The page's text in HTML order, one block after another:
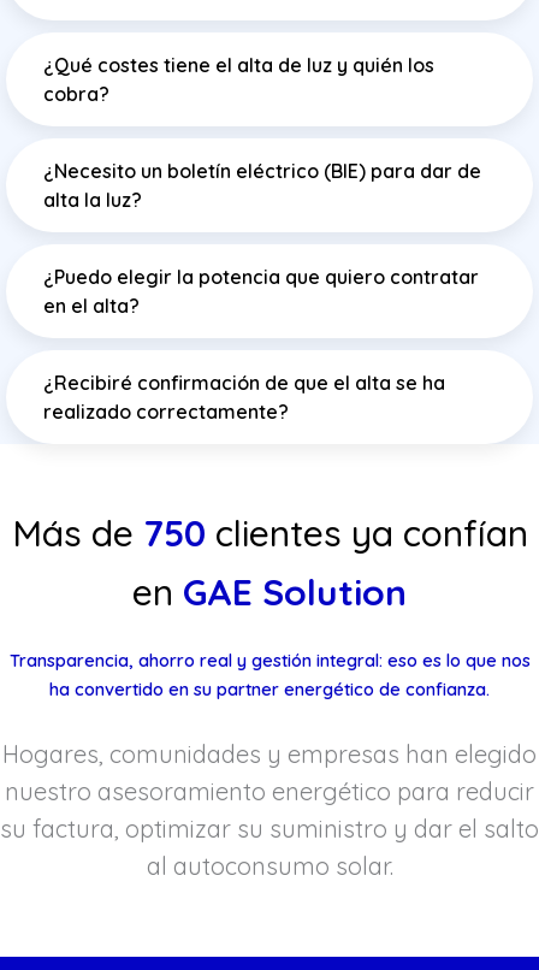
¿Qué costes tiene el alta de luz y quién los
cobra?
¿Necesito un boletín eléctrico (BIE) para dar de
alta la luz?
¿Puedo elegir la potencia que quiero contratar
en el alta?
¿Recibiré confirmación de que el alta se ha
realizado correctamente?
Más de 750 clientes ya confían
en GAE Solution
Transparencia, ahorro real y gestión integral: eso es lo que nos
ha convertido en su partner energético de confianza.
Hogares, comunidades y empresas han elegido
nuestro asesoramiento energético para reducir
su factura, optimizar su suministro y dar el salto
al autoconsumo solar.